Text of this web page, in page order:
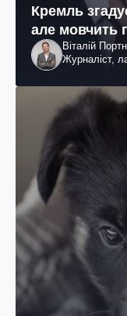
Кремль
але мовчить
Віталій
Журналіст,